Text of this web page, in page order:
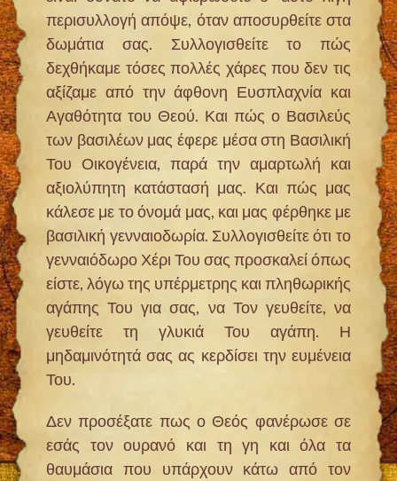
περισυλλογή απόψε, όταν αποσυρθείτε στα
δωμάτια σας. Συλλογισθείτε το πώς
δεχθήκαμε τόσες πολλές χάρες που δεν τις
αξίζαμε από την άφθονη Ευσπλαχνία και
Αγαθότητα του Θεού. Και πώς ο Βασιλεύς
των βασιλέων μας έφερε μέσα στη Βασιλική
Του Οικογένεια, παρά την αμαρτωλή και
αξιολύπητη κατάστασή μας. Και πώς μας
κάλεσε με το όνομά μας, και μας φέρθηκε με
βασιλική γενναιοδωρία. Συλλογισθείτε ότι το
γενναιόδωρο Χέρι Του σας προσκαλεί όπως
είστε, λόγω της υπέρμετρης και πληθωρικής
αγάπης Του για σας, να Τον γευθείτε, να
γευθείτε τη γλυκιά Του αγάπη. Η
μηδαμινότητά σας ας κερδίσει την ευμένεια
Του.
Δεν προσέξατε πως ο Θεός φανέρωσε σε
εσάς τον ουρανό και τη γη και όλα τα
θαυμάσια που υπάρχουν κάτω από τον